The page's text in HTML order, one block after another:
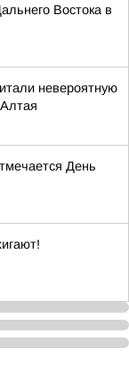
Востока в
невероятную
День